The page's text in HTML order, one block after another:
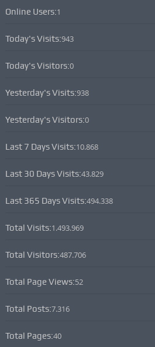
Online Users:1
Today's Visits:943
Today's Visitors:0
Yesterday's Visits:938
Yesterday's Visitors:0
Last 7 Days Visits:10.868
Last 30 Days Visits:43.829
Last 365 Days Visits:494.338
Total Visits:1.493.969
Total Visitors:487.706
Total Page Views:52
Total Posts:7.316
Total Pages:40